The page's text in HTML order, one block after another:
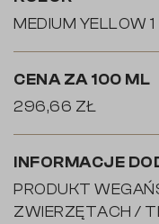
MEDIUM YELLOW 1
CENA ZA 100 ML
296,66 ZŁ
INFORMACJE
PRODUKT
ZWIERZĘTACH /